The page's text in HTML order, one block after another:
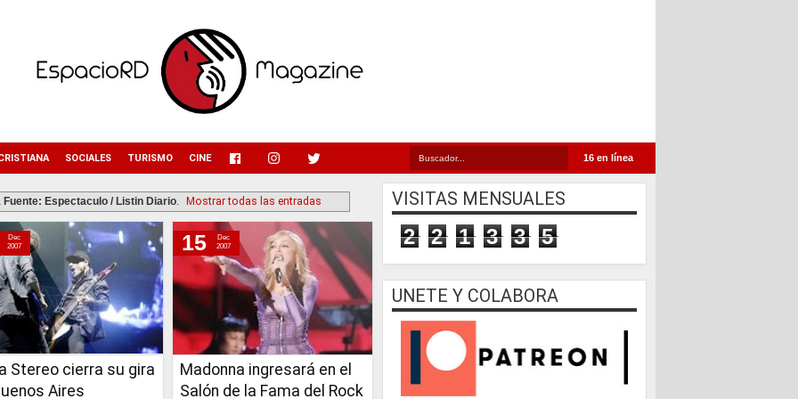
16 en línea
SOCIALES TURISMO CINE
Fuente: Espectaculo / Listin Diario. Mostrar todas las entradas
Stereo cierra su gira
Aires
Dec
2007
Madonna ingresará en el
Salón de la Fama del Rock
15
Dec
2007
VISITAS MENSUALES
2 2 1 3 3 5
UNETE Y COLABORA